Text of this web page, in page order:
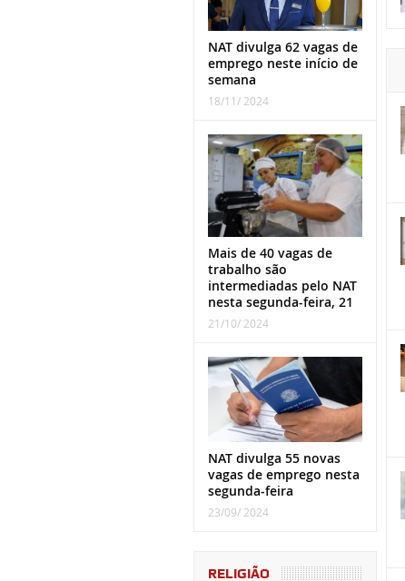
NAT divulga 62 vagas de
emprego neste início de
semana
18/11/ 2024
Mais de 40 vagas de
trabalho são
intermediadas pelo NAT
nesta segunda-feira, 21
21/10/ 2024
NAT divulga 55 novas
vagas de emprego nesta
segunda-feira
23/09/ 2024
RELIGIÃO